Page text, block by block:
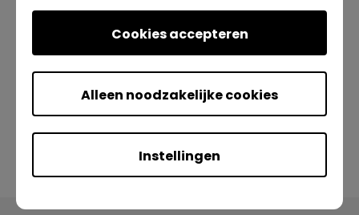
aanpassen. Bezoek voor meer informatie
CookiebeleidenPrivacybeleid.
Instellingen
Alleen noodzakelijke cookies
Cookies accepteren
Stuur